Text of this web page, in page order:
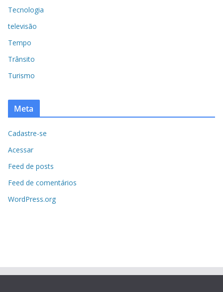
Tecnologia
televisão
Tempo
Trânsito
Turismo
Meta
Cadastre-se
Acessar
Feed de posts
Feed de comentários
WordPress.org